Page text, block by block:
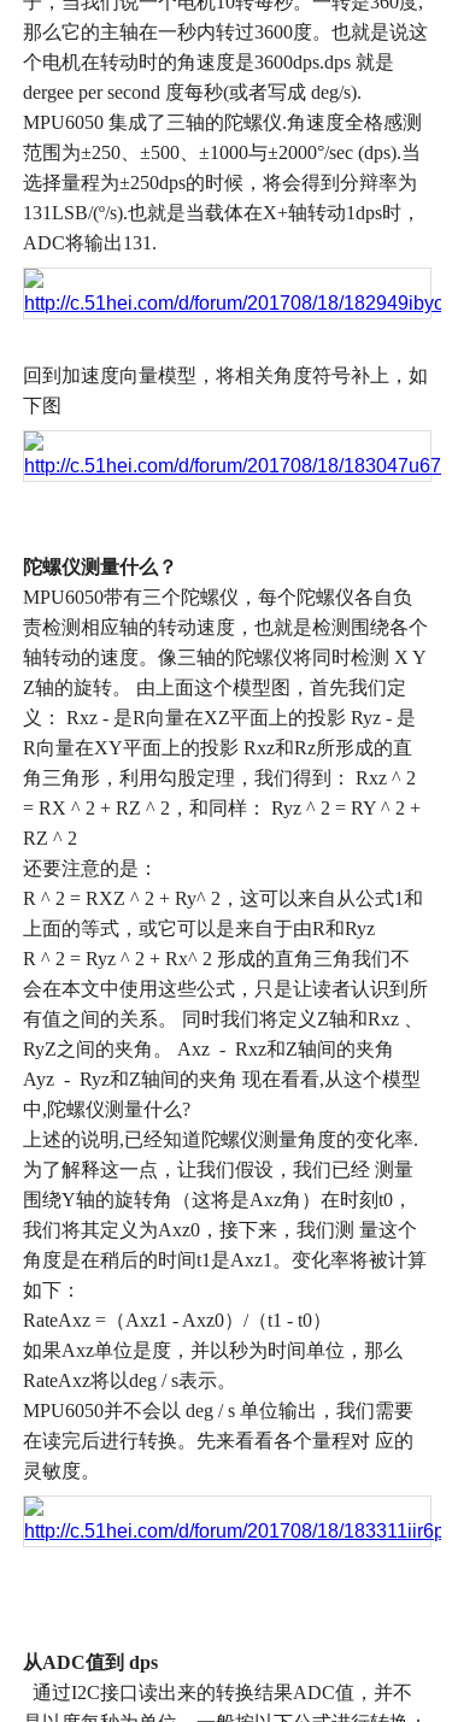
那么它的主轴在一秒内转过3600度。也就是说这
个电机在转动时的角速度是3600dps.dps 就是
dergee per second 度每秒(或者写成 deg/s).
MPU6050集成了三轴的陀螺仪.角速度全格感测
范围为±250 、±500 、±1000与±2000°/sec (dps).当
选择量程为±250dps的时候，将会得到分辩率为
131LSB/(º/s).也就是当载体在X+轴转动1dps时，
ADC将输出131.
回到加速度向量模型，将相关角度符号补上，如
下图
陀螺仪测量什么？
MPU6050带有三个陀螺仪，每个陀螺仪各自负
责检测相应轴的转动速度，也就是检测围绕各个
轴转动的速度。像三轴的陀螺仪将同时检测 X Y
Z轴的旋转。
由上面这个模型图，首先我们定
义：
Rxz - 是R向量在XZ平面上的投影 Ryz - 是
R向量在XY平面上的投影 Rxz和Rz所形成的直
角三角形，利用勾股定理，我们得到：
Rxz ^ 2
= RX ^ 2 + RZ ^ 2 ，和同样：
Ryz ^ 2 = RY ^ 2 +
RZ ^ 2
还要注意的是：
R ^ 2 = RXZ ^ 2 + Ry^ 2 ，这可以来自从公式1和
上面的等式，或它可以是来自于由R和Ryz
R ^ 2 = Ryz ^ 2 + Rx^ 2形成的直角三角我们不
会在本文中使用这些公式，只是让读者认识到所
有值之间的关系。
同时我们将定义 Z轴和Rxz
RyZ之间的夹角。 Axz - Rxz和Z轴间的夹角
Ayz - Ryz和Z轴间的夹角 现在看看,从这个模型
中,陀螺仪测量什么?
上述的说明,已经知道陀螺仪测量角度的变化率.
为了解释这一点，让我们假设，我们已经 测量
围绕Y轴的旋转角（这将是Axz角）在时刻t0 ，
我们将其定义为Axz0 ，接下来，我们测 量这个
角度是在稍后的时间t1 是Axz1 。变化率将被计算
如下：
RateAxz = （Axz1 - Axz0）/ （t1 - t0）
如果Axz单位是度，并以秒为时间单位，那么
RateAxz将以deg / s表示。
MPU6050并不会以 deg / s单位输出，我们需要
在读完后进行转换。先来看看各个量程对 应的
灵敏度。
从ADC值到 dps
通过I2C接口读出来的转换结果ADC值，并不